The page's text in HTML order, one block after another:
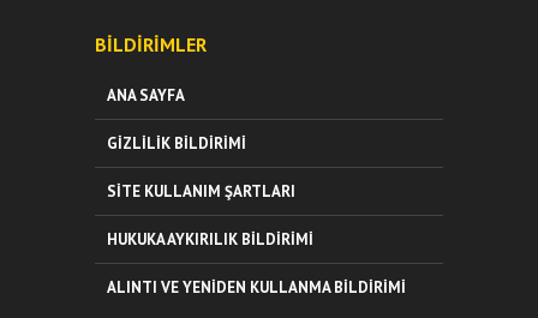
BILDIRIMLER
ANA SAYFA
GIZLILIK BILDIRIMI
SITE KULLANIM ŞARTLARI
HUKUKA AYKIRILIK BILDIRIMI
ALINTI VE YENIDEN KULLANMA BILDIRIMI